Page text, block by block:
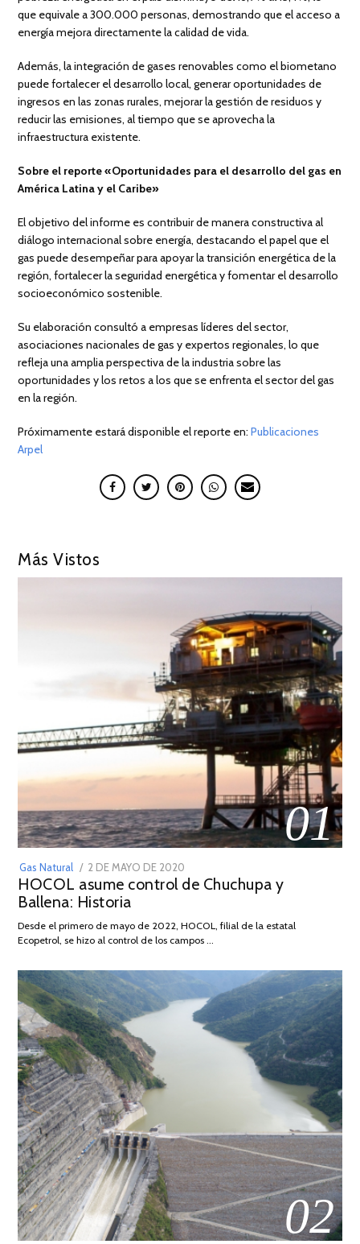
que equivale a 300.000 personas, demostrando que el acceso a
energía mejora directamente la calidad de vida.
Además, la integración de gases renovables como el biometano
puede fortalecer el desarrollo local, generar oportunidades de
ingresos en las zonas rurales, mejorar la gestión de residuos y
reducir las emisiones, al tiempo que se aprovecha la
infraestructura existente.
Sobre el reporte«Oportunidades para el desarrollo del gas en
América Latina y el Caribe»
El objetivo del informe es contribuir de manera constructiva al
diálogo internacional sobre energía, destacando el papel que el
gas puede desempeñar para apoyar la transición energética de la
región, fortalecer la seguridad energética y fomentar el desarrollo
socioeconómico sostenible.
Su elaboración consultó a empresas líderes del sector,
asociaciones nacionales de gas y expertos regionales, lo que
refleja una amplia perspectiva de la industria sobre las
oportunidades y los retos a los que se enfrenta el sector del gas
en la región.
Próximamente estará disponible el reporte en:Publicaciones
Arpel
Más Vistos
01
Gas Natural
POSTED
ON
2 DE MAYO DE 2020
DE
2026
HOCOL asume control de Chuchupa y
Ballena: Historia
Desde el primero de mayo de 2022, HOCOL, filial de la estatal
Ecopetrol, se hizo al control de los campos …
02